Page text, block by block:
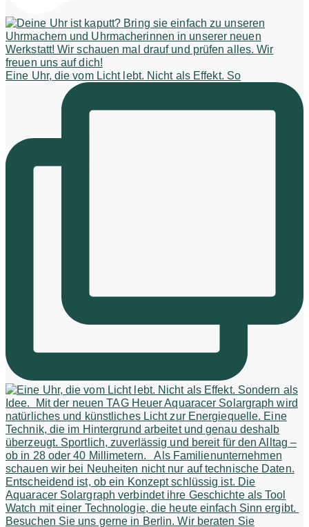
Eine Uhr, die vom Licht lebt. Nicht als Effekt. So